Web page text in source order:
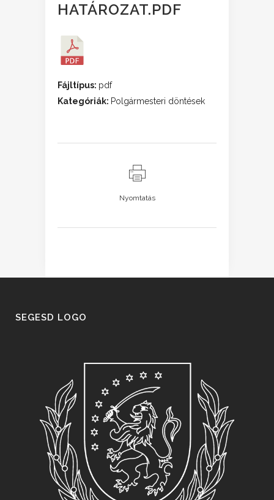
HATÁROZAT.PDF
Fájltípus: pdf
Kategóriák: Polgármesteri döntések
Nyomtatás
SEGESD LOGO